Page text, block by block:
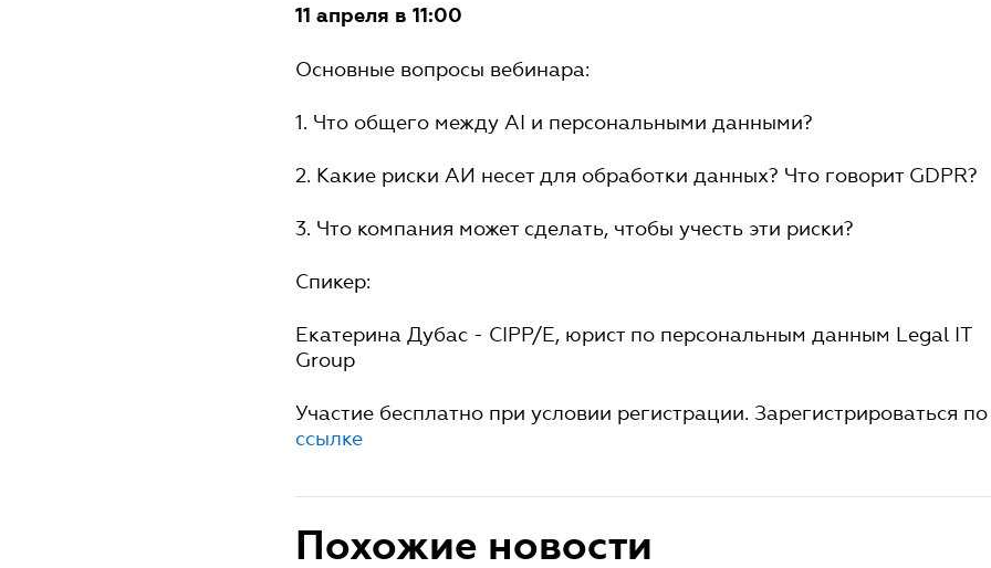
11 апреля в 11:00
Основные вопросы вебинара:
1. Что общего между AI и персональными данными?
2. Какие риски АИ несет для обработки данных? Что говорит GDPR?
3. Что компания может сделать, чтобы учесть эти риски?
Спикер:
Екатерина Дубас - CIPP/E, юрист по персональным данным Legal IT
Group
Участие бесплатно при условии регистрации. Зарегистрироваться по
ссылке
Похожие новости